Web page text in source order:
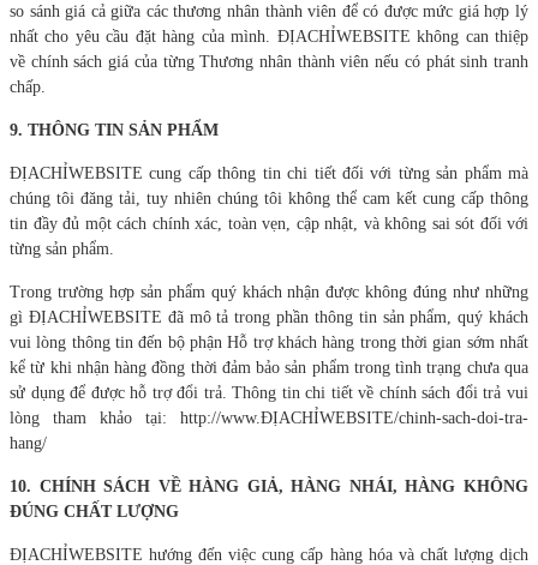
so sánh giá cả giữa các thương nhân thành viên để có được mức giá hợp lý
nhất cho yêu cầu đặt hàng của mình. ĐỊACHỈWEBSITE không can thiệp
về chính sách giá của từng Thương nhân thành viên nếu có phát sinh tranh
chấp.
9. THÔNG TIN SẢN PHẨM
ĐỊACHỈWEBSITE cung cấp thông tin chi tiết đối với từng sản phẩm mà
chúng tôi đăng tải, tuy nhiên chúng tôi không thể cam kết cung cấp thông
tin đầy đủ một cách chính xác, toàn vẹn, cập nhật, và không sai sót đối với
từng sản phẩm.
Trong trường hợp sản phẩm quý khách nhận được không đúng như những
gì ĐỊACHỈWEBSITE đã mô tả trong phần thông tin sản phẩm, quý khách
vui lòng thông tin đến bộ phận Hỗ trợ khách hàng trong thời gian sớm nhất
kể từ khi nhận hàng đồng thời đảm bảo sản phẩm trong tình trạng chưa qua
sử dụng để được hỗ trợ đổi trả. Thông tin chi tiết về chính sách đổi trả vui
lòng tham khảo tại: http://www.ĐỊACHỈWEBSITE/chinh-sach-doi-tra-
hang/
10. CHÍNH SÁCH VỀ HÀNG GIẢ, HÀNG NHÁI, HÀNG KHÔNG
ĐÚNG CHẤT LƯỢNG
ĐỊACHỈWEBSITE hướng đến việc cung cấp hàng hóa và chất lượng dịch